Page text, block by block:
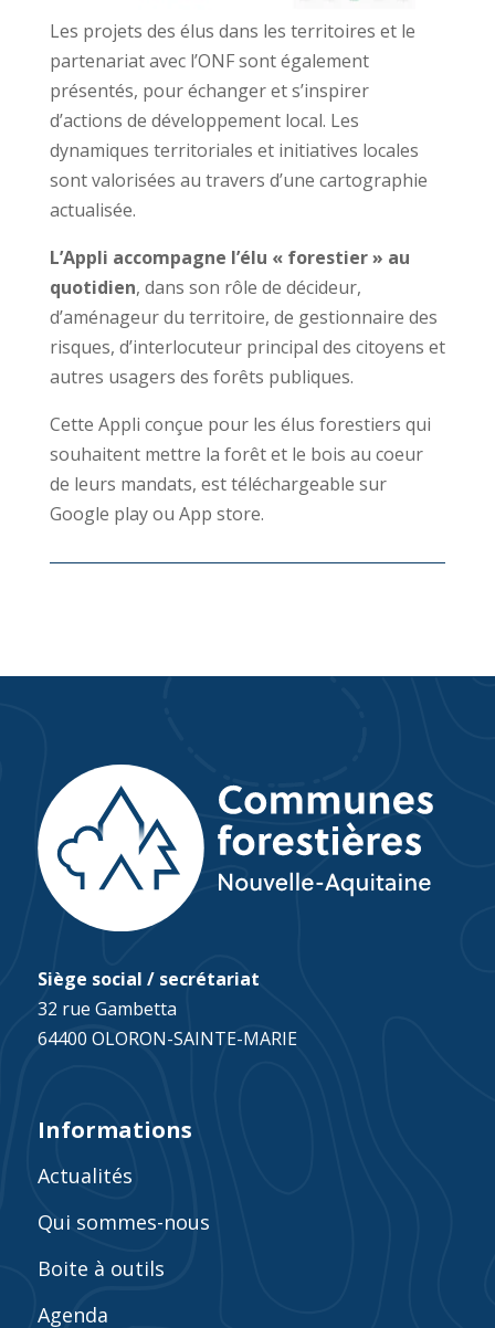
Les projets des élus dans les territoires et le
partenariat avec l’ONF sont également
présentés, pour échanger et s’inspirer
d’actions de développement local. Les
dynamiques territoriales et initiatives locales
sont valorisées au travers d’une cartographie
actualisée.
L’Appli accompagne l’élu « forestier » au
quotidien, dans son rôle de décideur,
d’aménageur du territoire, de gestionnaire des
risques, d’interlocuteur principal des citoyens et
autres usagers des forêts publiques.
Cette Appli conçue pour les élus forestiers qui
souhaitent mettre la forêt et le bois au coeur
de leurs mandats, est téléchargeable sur
Google play ou App store.
Siège social / secrétariat
32 rue Gambetta
64400 OLORON-SAINTE-MARIE
Informations
Actualités
Qui sommes-nous
Boite à outils
Agenda